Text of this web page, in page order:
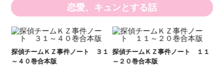
恋愛、キュンとする話
探偵チームＫＺ事件ノート ３１
～４０巻合本版
探偵チームＫＺ事件ノート １１
～２０巻合本版